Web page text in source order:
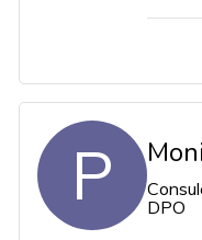
P
DPO